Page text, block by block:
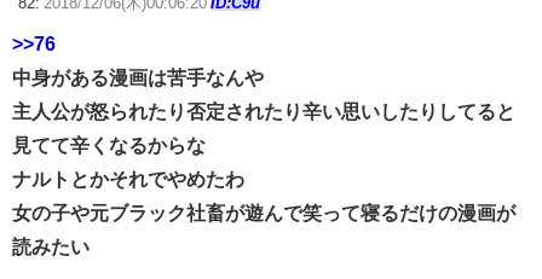
>>76
中身がある漫画は苦手なんや
主人公が怒られたり否定されたり辛い思いしたりしてると
見てて辛くなるからな
ナルトとかそれでやめたわ
女の子や元ブラック社畜が遊んで笑って寝るだけの漫画が
読みたい